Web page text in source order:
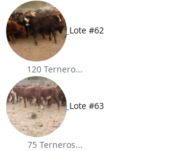
Lote #62
120 Ternero...
Lote #63
75 Terneros...